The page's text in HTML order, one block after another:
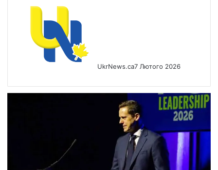
UkrNews.ca7 Лютого 2026